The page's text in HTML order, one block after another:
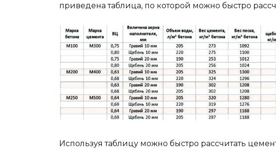
приведена таблица, по которой можно быстро
Используя таблицу можно быстро рассчитать